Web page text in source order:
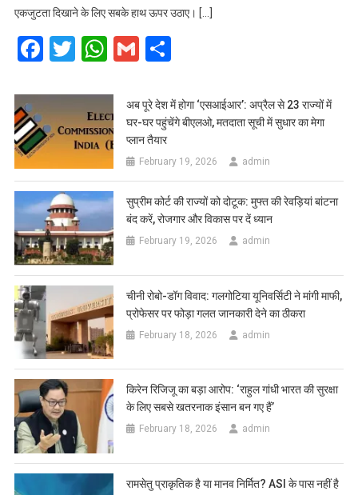
एकजुटता दिखाने के लिए सबके हाथ ऊपर उठाए। […]
Facebook
Twitter
WhatsApp
GmailShare
अब पूरे देश में होगा ‘एसआईआर’: अप्रैल से 23 राज्यों में
घर-घर पहुंचेंगे बीएलओ, मतदाता सूची में सुधार का मेगा
प्लान तैयार
February 19, 2026 admin
सुप्रीम कोर्ट की राज्यों को दोटूक: मुफ्त की रेवड़ियां बांटना
बंद करें, रोजगार और विकास पर दें ध्यान
February 19, 2026 admin
चीनी रोबो-डॉग विवाद: गलगोटिया यूनिवर्सिटी ने मांगी माफी,
प्रोफेसर पर फोड़ा गलत जानकारी देने का ठीकरा
February 18, 2026 admin
​किरेन रिजिजू का बड़ा आरोप: ‘राहुल गांधी भारत की सुरक्षा
के लिए सबसे खतरनाक इंसान बन गए हैं’
February 18, 2026 admin
रामसेतु प्राकृतिक है या मानव निर्मित? ASI के पास नहीं है